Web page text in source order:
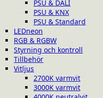
PSU & DALI
PSU & KNX
PSU & Standard
LEDneon
RGB & RGBW
Styrning och kontroll
Tillbehör
Vitljus
2700K varmvit
3000K varmvit